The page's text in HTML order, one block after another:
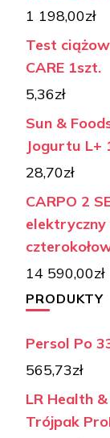
1 198,00zł
Test
CARE 1szt.
5,36zł
Sun &
Jogurtu L+
28,70zł
CARPO 2
14 590,00zł
PRODUKTY
Persol Po
565,73zł
LR Health
Trójpak